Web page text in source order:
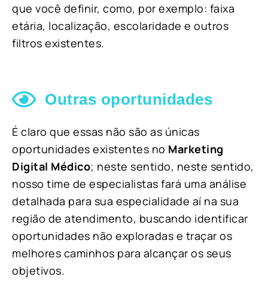
que você definir, como, por exemplo: faixa
etária, localização, escolaridade e outros
filtros existentes.
Outras oportunidades
É claro que essas não são as únicas
oportunidades existentes no Marketing
Digital Médico; neste sentido, neste sentido,
nosso time de especialistas fará uma análise
detalhada para sua especialidade aí na sua
região de atendimento, buscando identificar
oportunidades não exploradas e traçar os
melhores caminhos para alcançar os seus
objetivos.